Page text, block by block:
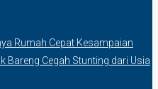
Rumah Cepat Kesampaian
Bareng Cegah Stunting dari Usia